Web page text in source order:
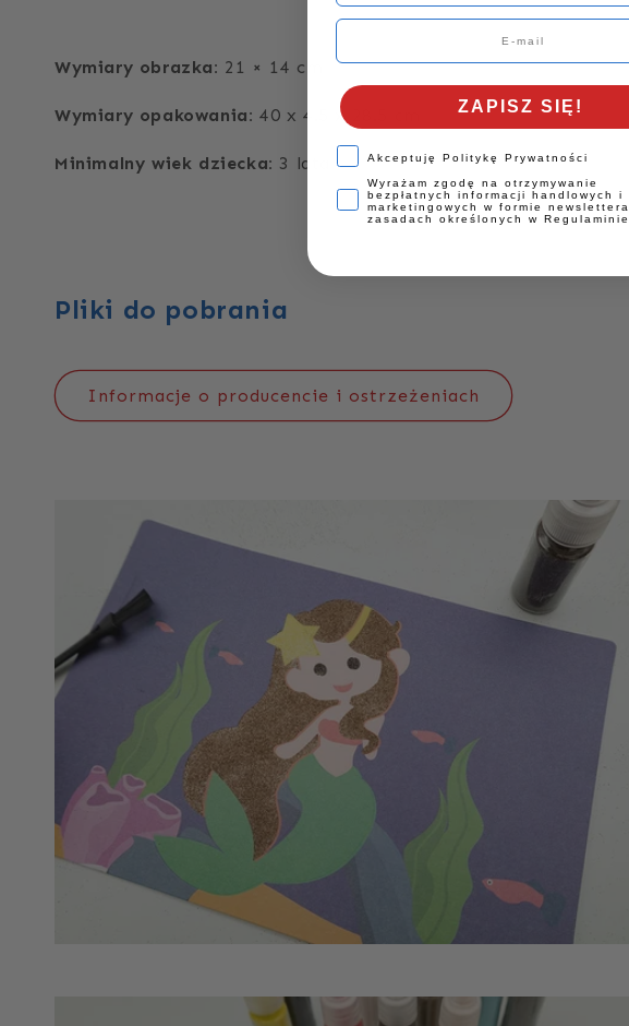
Wymiary obrazka: 21 × 14 cm
Wymiary opakowania: 40 x 4.5 x 28.5 cm
Minimalny wiek dziecka: 3 lata
Pliki do pobrania
Informacje o producencie i ostrzeżeniach
ZAPISZ SIĘ!
Akceptuję Politykę Prywatności
Wyrażam zgodę na otrzymywanie
bezpłatnych informacji handlowych i
marketingowych w formie
zasadach określonych w Regulaminie.